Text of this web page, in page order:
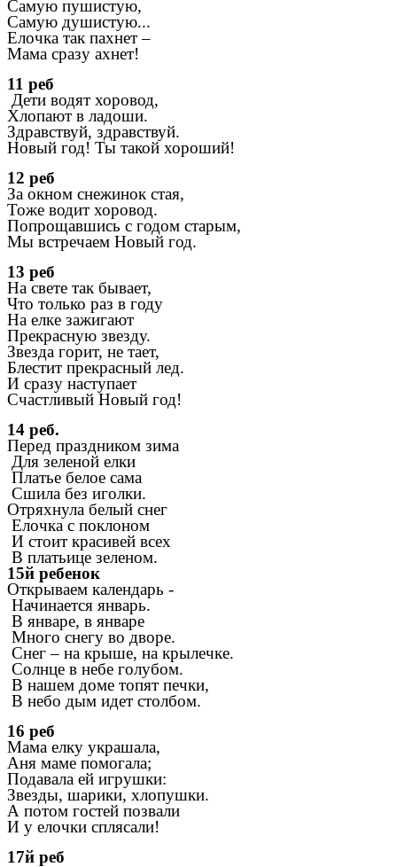
Самую пушистую,
Самую душистую...
Елочка так пахнет –
Мама сразу ахнет!
11 реб
Дети водят хоровод,
Хлопают в ладоши.
Здравствуй, здравствуй.
Новый год! Ты такой хороший!
12 реб
За окном снежинок стая,
Тоже водит хоровод.
Попрощавшись с годом старым,
Мы встречаем Новый год.
13 реб
На свете так бывает,
Что только раз в году
На елке зажигают
Прекрасную звезду.
Звезда горит, не тает,
Блестит прекрасный лед.
И сразу наступает
Счастливый Новый год!
14 реб.
Перед праздником зима
Для зеленой елки
Платье белое сама
Сшила без иголки.
Отряхнула белый снег
Елочка с поклоном
И стоит красивей всех
В платьице зеленом.
15й ребенок
Открываем календарь -
Начинается январь.
В январе, в январе
Много снегу во дворе.
Снег – на крыше, на крылечке.
Солнце в небе голубом.
В нашем доме топят печки,
В небо дым идет столбом.
16 реб
Мама елку украшала,
Аня маме помогала;
Подавала ей игрушки:
Звезды, шарики, хлопушки.
А потом гостей позвали
И у елочки сплясали!
17й реб